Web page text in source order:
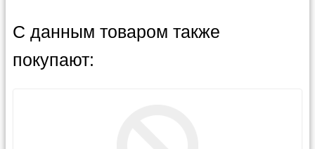
С данным товаром также
покупают: